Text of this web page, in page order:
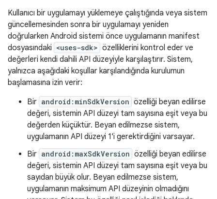
Kullanıcı bir uygulamayı yüklemeye çalıştığında veya sistem
güncellemesinden sonra bir uygulamayı yeniden
doğrularken Android sistemi önce uygulamanın manifest
dosyasındaki <uses-sdk> özelliklerini kontrol eder ve
değerleri kendi dahili API düzeyiyle karşılaştırır. Sistem,
yalnızca aşağıdaki koşullar karşılandığında kurulumun
başlamasına izin verir:
Bir android:minSdkVersion özelliği beyan edilirse
değeri, sistemin API düzeyi tam sayısına eşit veya bu
değerden küçüktür. Beyan edilmezse sistem,
uygulamanın API düzeyi 1'i gerektirdiğini varsayar.
Bir android:maxSdkVersion özelliği beyan edilirse
değeri, sistemin API düzeyi tam sayısına eşit veya bu
sayıdan büyük olur. Beyan edilmezse sistem,
uygulamanın maksimum API düzeyinin olmadığını